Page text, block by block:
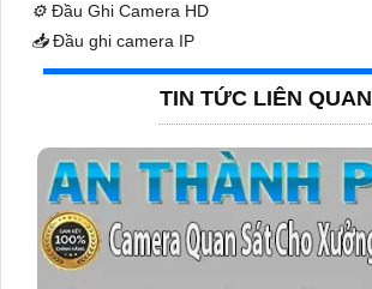
⚙️ Đầu Ghi Camera HD
📥Đầu ghi camera IP
TIN TỨC LIÊN QUAN